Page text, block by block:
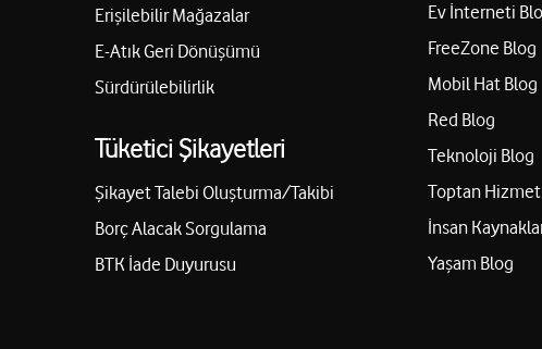
Erişilebilir Mağazalar
E-Atık Geri Dönüşümü
Sürdürülebilirlik
Tüketici Şikayetleri
Şikayet Talebi Oluşturma/Takibi
Borç Alacak Sorgulama
BTK İade Duyurusu
Ev İnterneti
FreeZone Blog
Mobil Hat Blog
Red Blog
Teknoloji Blog
Toptan
İnsan
Yaşam Blog